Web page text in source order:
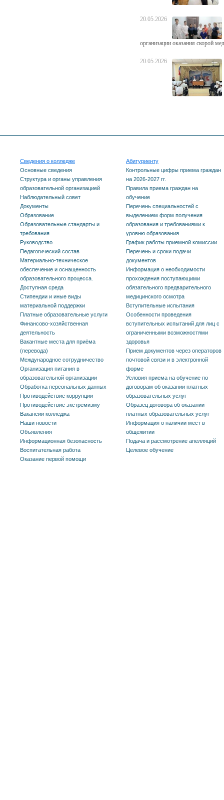
20.05.2026
организации оказания скорой
20.05.2026
Сведения о колледже
Основные сведения
Структура и органы управления
образовательной организацией
Наблюдательный совет
Документы
Образование
Образовательные стандарты и
требования
Руководство
Педагогический состав
Материально-техническое
обеспечение и оснащенность
образовательного процесса.
Доступная среда
Стипендии и иные виды
материальной поддержки
Платные образовательные услуги
Финансово-хозяйственная
деятельность
Вакантные места для приёма
(перевода)
Международное сотрудничество
Организация питания в
образовательной организации
Обработка персональных данных
Противодействие коррупции
Противодействие экстремизму
Вакансии колледжа
Наши новости
Объявления
Информационная безопасность
Воспитательная работа
Оказание первой помощи
Абитуриенту
Контрольные цифры приема граждан
на 2026-2027 гг.
Правила приема граждан на
обучение
Перечень специальностей с
выделением форм получения
образования и требованиями к
уровню образования
График работы приемной комиссии
Перечень и сроки подачи
документов
Информация о необходимости
прохождения поступающими
обязательного предварительного
медицинского осмотра
Вступительные испытания
Особенности проведения
вступительных испытаний для лиц с
ограниченными возможностями
здоровья
Прием документов через операторов
почтовой связи и в электронной
форме
Условия приема на обучение по
договорам об оказании платных
образовательных услуг
Образец договора об оказании
платных образовательных услуг
Информация о наличии мест в
общежитии
Подача и рассмотрение апелляций
Целевое обучение